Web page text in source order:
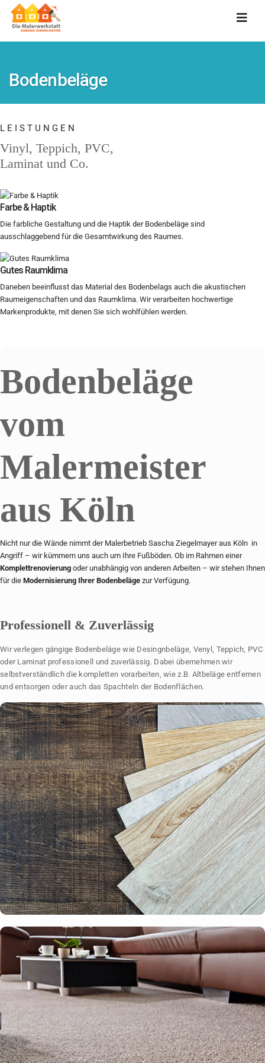
Bodenbeläge
LEISTUNGEN
Vinyl, Teppich, PVC,
Laminat und Co.
Farbe & Haptik
Die farbliche Gestaltung und die Haptik der Bodenbeläge sind
ausschlaggebend für die Gesamtwirkung des Raumes.
Gutes Raumklima
Daneben beeinflusst das Material des Bodenbelags auch die akustischen
Raumeigenschaften und das Raumklima. Wir verarbeiten hochwertige
Markenprodukte, mit denen Sie sich wohlfühlen werden.
Bodenbeläge
vom
Malermeister
aus Köln
Nicht nur die Wände nimmt der Malerbetrieb Sascha Ziegelmayer aus Köln in
Angriff – wir kümmern uns auch um Ihre Fußböden. Ob im Rahmen einer
Komplettrenovierung oder unabhängig von anderen Arbeiten – wir stehen Ihnen
für die Modernisierung Ihrer Bodenbeläge zur Verfügung.
Professionell & Zuverlässig
Wir verlegen gängige Bodenbeläge wie Desingnbeläge, Venyl, Teppich, PVC
oder Laminat professionell und zuverlässig. Dabei übernehmen wir
selbstverständlich die kompletten vorarbeiten, wie z.B. Altbeläge entfernen
und entsorgen oder auch das Spachteln der Bodenflächen.